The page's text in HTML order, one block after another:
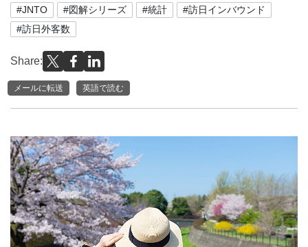
#JNTO #図解シリーズ #統計
#訪日インバウンド
#訪日外客数
Share:
メールに転送 英語で読む